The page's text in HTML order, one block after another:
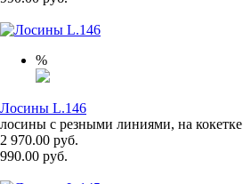
%
Лосины L.146
лосины с резными линиями, на кокетке
2 970.00 руб.
990.00 руб.